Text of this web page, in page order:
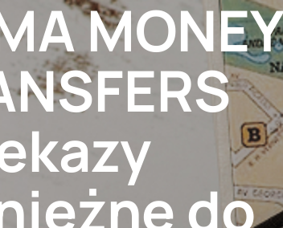
Start O nas Prezenty Usługi
MONEY
do